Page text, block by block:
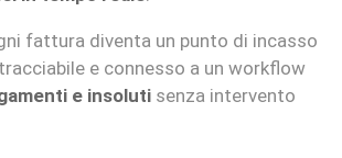
fattura diventa un punto di incasso
e connesso a un workflow
e insoluti senza intervento